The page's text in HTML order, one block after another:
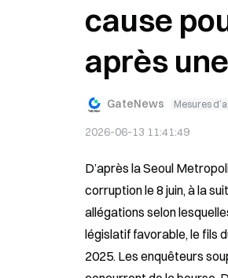
cause
après
GateNews Mesures
2026-06-13 11:41:49
D’après la Seoul
corruption le 8 juin, à la
allégations selon
législatif favorable, le fils
2025. Les enquêteurs